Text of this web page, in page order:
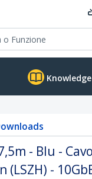
- Blu -
(LSZH) -